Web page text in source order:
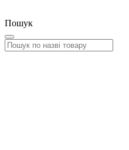
Пошук